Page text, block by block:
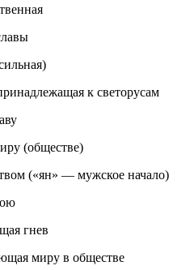
к светорусам
(обществе)
(«ян» — мужское начало)
гнев
миру в обществе